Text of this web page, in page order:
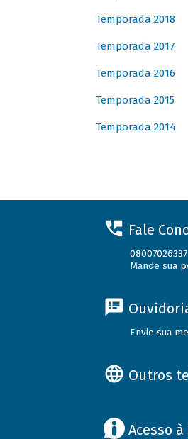
Temporada 2018
Temporada 2017
Temporada 2016
Temporada 2015
Temporada 2014
Fale
08007026337
Mande sua
Envie sua
Outros
Acesso